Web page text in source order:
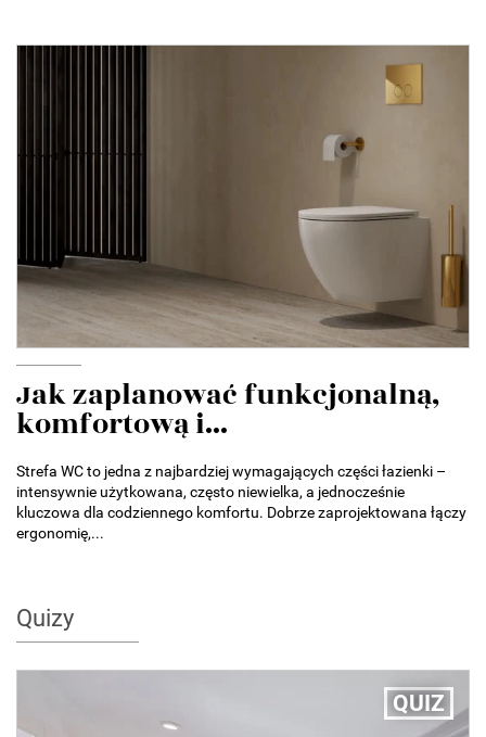
Jak zaplanować funkcjonalną,
komfortową i...
Strefa WC to jedna z najbardziej wymagających części łazienki –
intensywnie użytkowana, często niewielka, a jednocześnie
kluczowa dla codziennego komfortu. Dobrze zaprojektowana łączy
ergonomię,...
Quizy
QUIZ